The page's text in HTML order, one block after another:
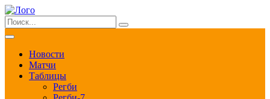
Новости
Матчи
Таблицы
Регби